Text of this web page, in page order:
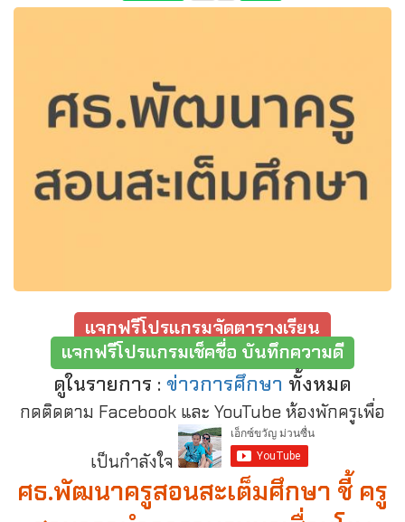
แจกฟรีโปรแกรมจัดตารางเรียน
แจกฟรีโปรแกรมเช็คชื่อ บันทึกความดี
ดูในรายการ : ข่าวการศึกษา ทั้งหมด
กดติดตาม Facebook และ YouTube ห้องพักครูเพื่อ
เป็นกำลังใจ
ศธ.พัฒนาครูสอนสะเต็มศึกษา ชี้ ครู